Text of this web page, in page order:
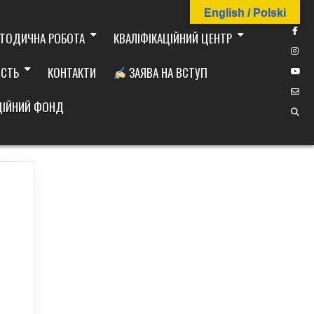
РОБОТА
КВАЛІФІКАЦІЙНИЙ ЦЕНТР
КОНТАКТИ
ЗАЯВА НА ВСТУП
ФОНД
English / Polski